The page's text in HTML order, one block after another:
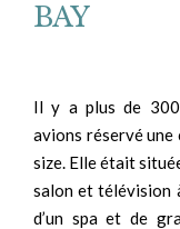
BAY
Il y a plus de
avions réservé une
size. Elle était
salon et télévision
d’un spa et de